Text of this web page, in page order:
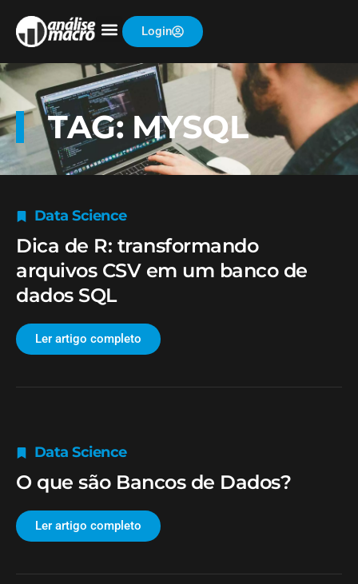
Login
TAG: MYSQL
Data Science
Dica de R: transformando
arquivos CSV em um banco de
dados SQL
Ler artigo completo
Data Science
O que são Bancos de Dados?
Ler artigo completo